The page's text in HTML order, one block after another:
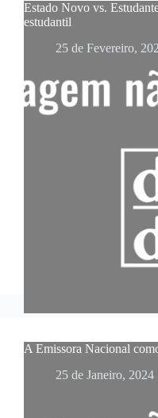
Estado Novo vs.
estudantil
25 de Fevereiro,
A Emissora Nacional
25 de Janeiro, 2024